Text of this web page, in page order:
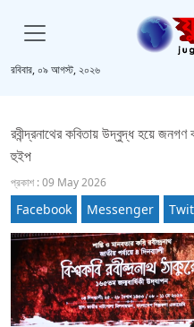
রবিবার, ০৯ আগস্ট, ২০২৬
রবীন্দ্রনাথের কবিতায় উদ্বুদ্ধ হয়ে
হুইপ
প্রকাশ : 09 May 2026
Facebook Messenger